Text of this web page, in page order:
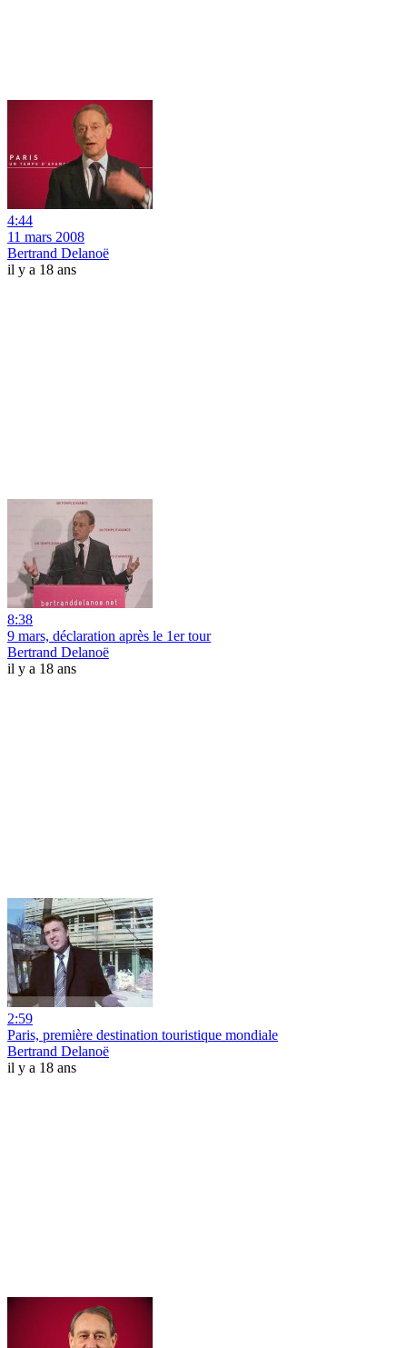
4:44
11 mars 2008
Bertrand Delanoë
il y a 18 ans
8:38
9 mars, déclaration après le 1er tour
Bertrand Delanoë
il y a 18 ans
2:59
Paris, première destination touristique mondiale
Bertrand Delanoë
il y a 18 ans